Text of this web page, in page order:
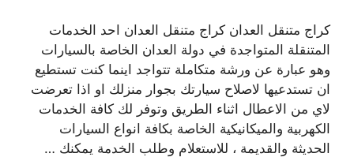
كراج متنقل العدان كراج متنقل العدان احد الخدمات
المتنقلة المتواجدة في دولة العدان الخاصة بالسيارات
وهو عبارة عن ورشة متكاملة تتواجد اينما كنت تستطيع
ان تستدعيها لاصلاح سيارتك بجوار منزلك او اذا تعرضت
لاي من الاعطال اثناء الطريق وتوفر لك كافة الخدمات
الكهربية والميكانيكية الخاصة بكافة انواع السيارات
الحديثة والقديمة ، للاستعلام وطلب الخدمة يمكنك …